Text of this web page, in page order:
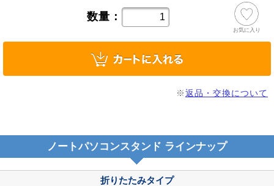
数量：
お気に入り
※返品・交換について
ノートパソコンスタンド ラインナップ
折りたたみタイプ